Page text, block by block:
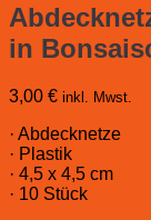
in
3,00 € inkl. Mwst.
· Abdecknetze
· Plastik
· 4,5 x 4,5 cm
· 10 Stück